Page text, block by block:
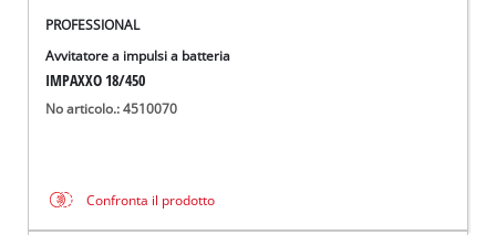
PROFESSIONAL
Avvitatore a impulsi a batteria
IMPAXXO 18/450
No articolo.: 4510070
Confronta il prodotto